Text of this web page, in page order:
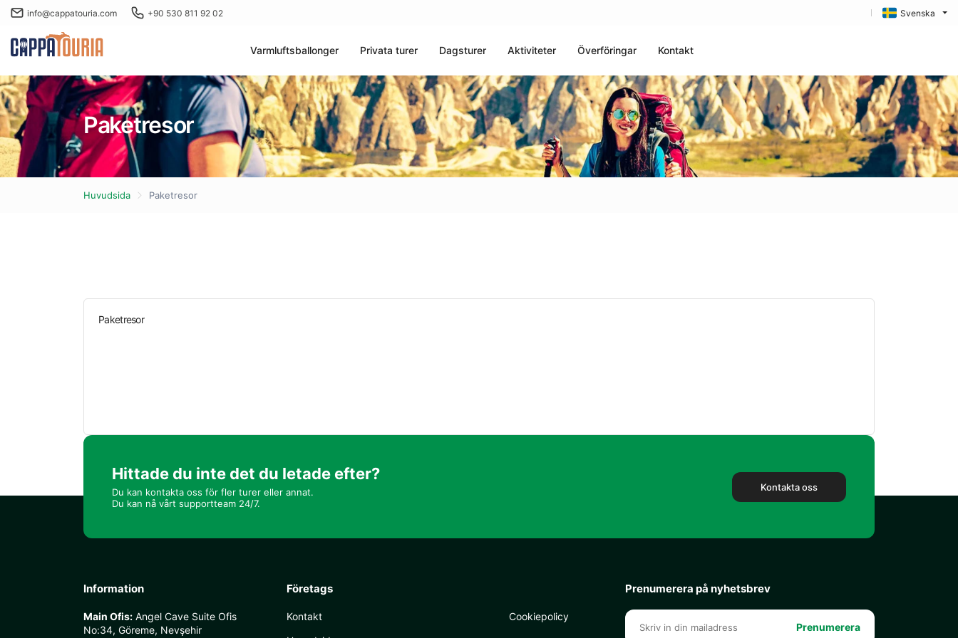
info@cappatouria.com +90 530 811 92 02 Svenska
Varmluftsballonger Privata turer Dagsturer Aktiviteter Överföringar Kontakt
Paketresor
Huvudsida Paketresor
Paketresor
Hittade du inte det du letade efter?
Du kan kontakta oss för fler turer eller annat.
Du kan nå vårt supportteam 24/7.
Kontakta oss
Information
Main Ofis: Angel Cave Suite Ofis
No:34, Göreme, Nevşehir
Företags
Kontakt
Cookiepolicy
Prenumerera på nyhetsbrev
Prenumerera